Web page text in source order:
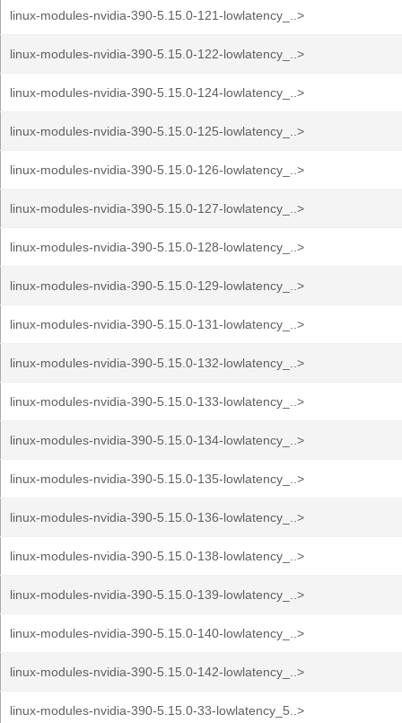
linux-modules-nvidia-390-5.15.0-121-lowlatency_..>
linux-modules-nvidia-390-5.15.0-122-lowlatency_..>
linux-modules-nvidia-390-5.15.0-124-lowlatency_..>
linux-modules-nvidia-390-5.15.0-125-lowlatency_..>
linux-modules-nvidia-390-5.15.0-126-lowlatency_..>
linux-modules-nvidia-390-5.15.0-127-lowlatency_..>
linux-modules-nvidia-390-5.15.0-128-lowlatency_..>
linux-modules-nvidia-390-5.15.0-129-lowlatency_..>
linux-modules-nvidia-390-5.15.0-131-lowlatency_..>
linux-modules-nvidia-390-5.15.0-132-lowlatency_..>
linux-modules-nvidia-390-5.15.0-133-lowlatency_..>
linux-modules-nvidia-390-5.15.0-134-lowlatency_..>
linux-modules-nvidia-390-5.15.0-135-lowlatency_..>
linux-modules-nvidia-390-5.15.0-136-lowlatency_..>
linux-modules-nvidia-390-5.15.0-138-lowlatency_..>
linux-modules-nvidia-390-5.15.0-139-lowlatency_..>
linux-modules-nvidia-390-5.15.0-140-lowlatency_..>
linux-modules-nvidia-390-5.15.0-142-lowlatency_..>
linux-modules-nvidia-390-5.15.0-33-lowlatency_5..>